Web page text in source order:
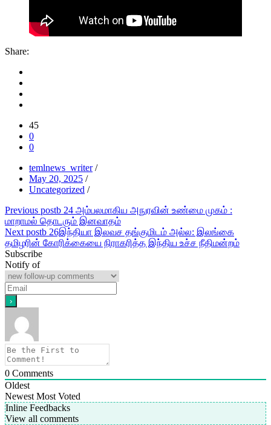
Share:
45
0
0
temlnews_writer /
May 20, 2025 /
Uncategorized /
Post
navigation
Previous postb 24 அம்பலமாகிய அநுரவின் உண்மை முகம் :
மாறாமல் தொடரும் இனவாதம்
Next postb 26இந்தியா இலவச தங்குமிடம் அல்ல: இலங்கை
தமிழரின் கோரிக்கையை நிராகரித்த இந்திய உச்ச நீதிமன்றம்
Subscribe
Notify of
0 Comments
Oldest
Newest Most Voted
Inline Feedbacks
View all comments